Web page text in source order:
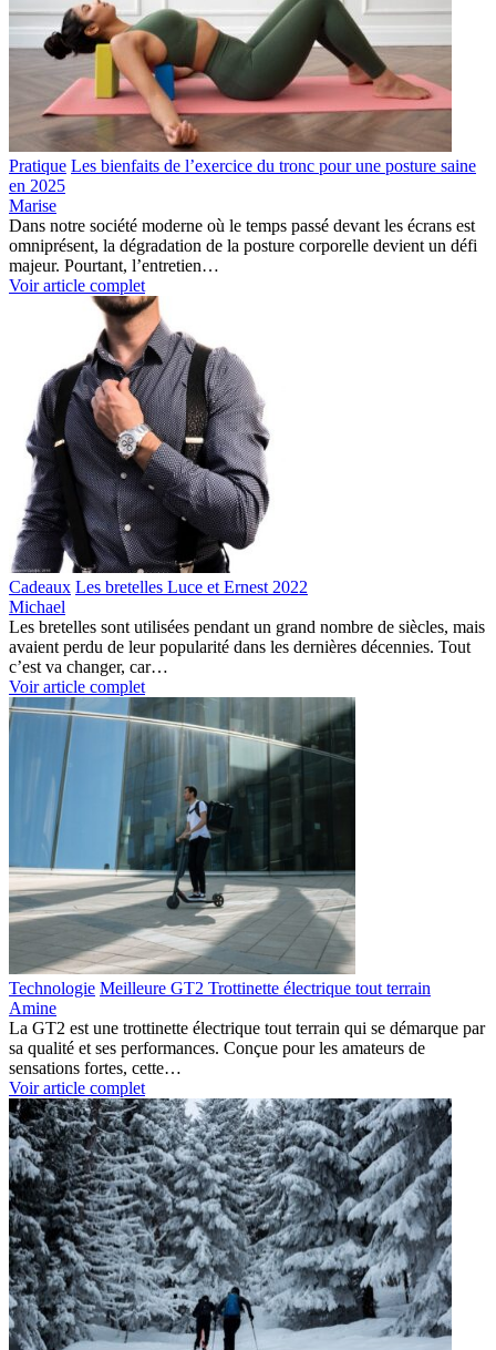
Pratique Les bienfaits de l’exercice du tronc pour une posture saine
en 2025
Marise
Dans notre société moderne où le temps passé devant les écrans est
omniprésent, la dégradation de la posture corporelle devient un défi
majeur. Pourtant, l’entretien…
Voir article complet
Cadeaux Les bretelles Luce et Ernest 2022
Michael
Les bretelles sont utilisées pendant un grand nombre de siècles, mais
avaient perdu de leur popularité dans les dernières décennies. Tout
c’est va changer, car…
Voir article complet
Technologie Meilleure GT2 Trottinette électrique tout terrain
Amine
La GT2 est une trottinette électrique tout terrain qui se démarque par
sa qualité et ses performances. Conçue pour les amateurs de
sensations fortes, cette…
Voir article complet